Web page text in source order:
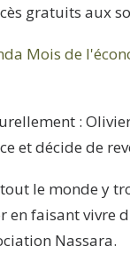
gratuits aux
:
et décide de
le monde y
en faisant vivre
Nassara.